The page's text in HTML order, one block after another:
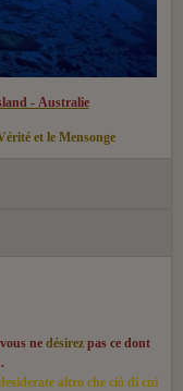
- Australie
et le Mensonge
ne désirezpas ce dont
altro che ciò di cui